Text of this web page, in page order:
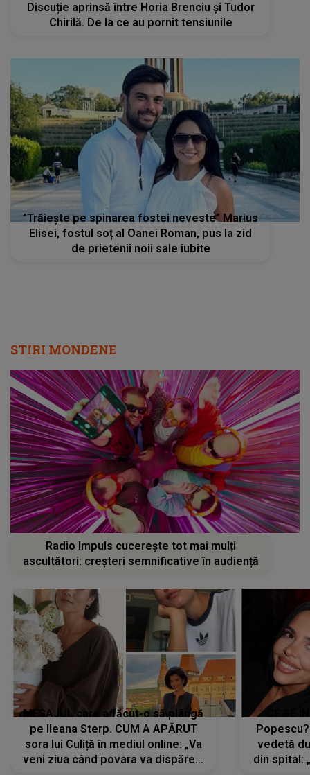
Discuție aprinsă între Horia Brenciu și Tudor
Chirilă. De la ce au pornit tensiunile
”Trăiește pe spinarea fostei neveste” Marius
Elisei, fostul soț al Oanei Roman, pus la zid
de prietenii noii sale iubite
STIRI MONDENE
Radio Impuls cucerește tot mai mulți
ascultători: creșteri semnificative în audiență
MESAJUL care a făcut-o să plângă
pe Ileana Sterp. CUM A APĂRUT
sora lui Culiță în mediul online: „Va
veni ziua când povara va dispărea,
vedetă
din spital: